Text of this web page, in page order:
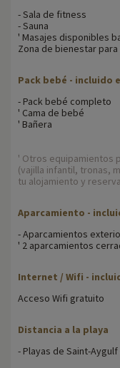
- Sala de fitness
- Sauna
' Masajes disponibles
Zona de bienestar
Pack bebé - incluido
- Pack bebé completo
' Cama de bebé
' Bañera
' Otros equipamientos
(vajilla infantil, tronas,
tu alojamiento y
Aparcamiento -
- Aparcamientos
' 2 aparcamientos
Internet / Wifi -
Acceso Wifi gratuito
Distancia a la playa
- Playas de Saint-Aygulf